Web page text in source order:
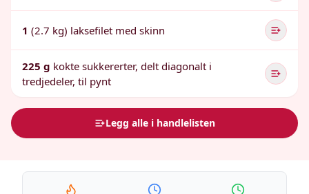
1 (2.7 kg) laksefilet med skinn
225 g kokte sukkererter, delt diagonalt i
tredjedeler, til pynt
Legg alle i handlelisten